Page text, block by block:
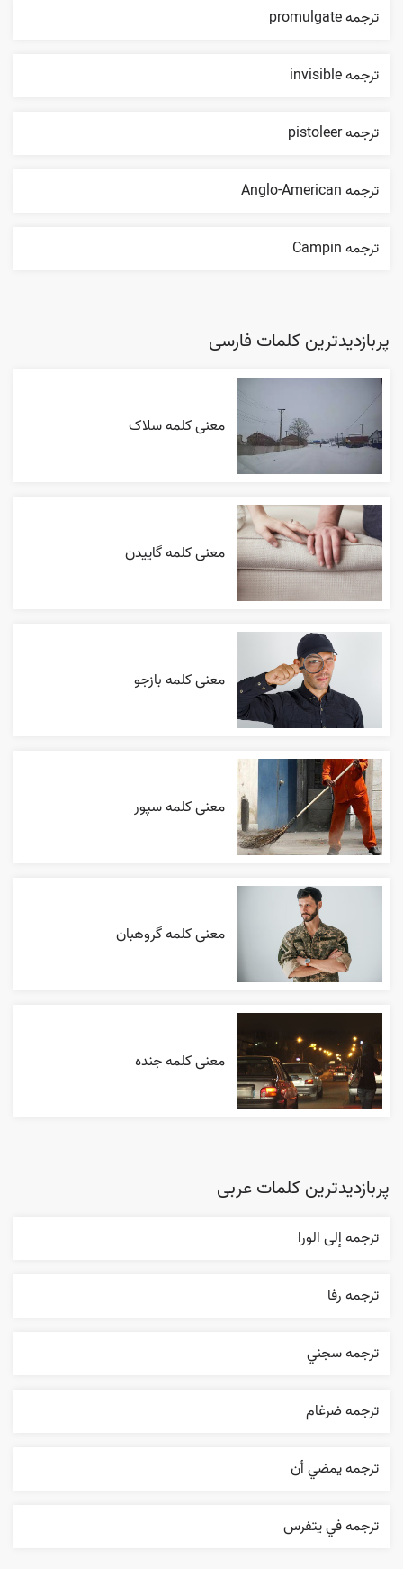
ترجمه promulgate
ترجمه invisible
ترجمه pistoleer
ترجمه Anglo-American
ترجمه Campin
پربازدیدترین کلمات فارسی
معنی کلمه سلاک
معنی کلمه گاییدن
معنی کلمه بازجو
معنی کلمه سپور
معنی کلمه گروهبان
معنی کلمه جنده
پربازدیدترین کلمات عربی
ترجمه إلی الورا
ترجمه رفا
ترجمه سجني
ترجمه ضرغام
ترجمه يمضي أن
ترجمه في يتفرس